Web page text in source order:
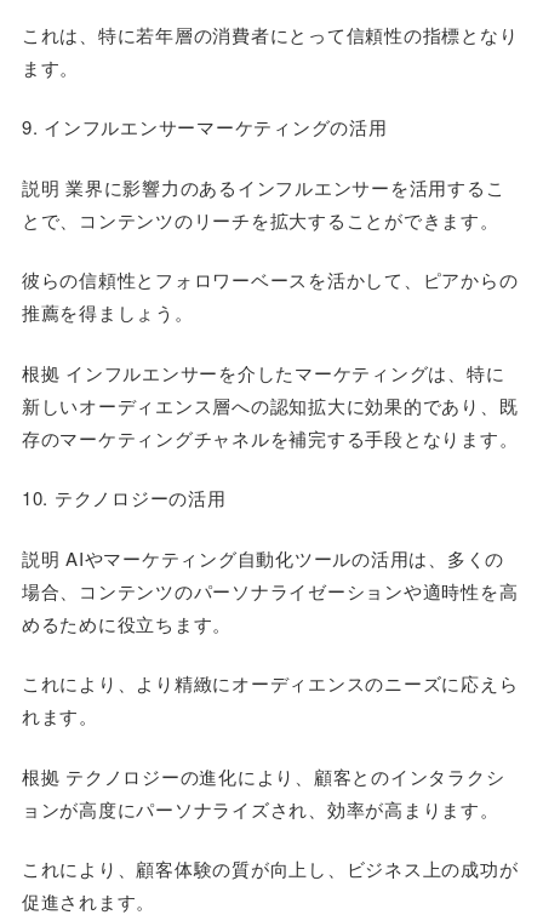
これは、特に若年層の消費者にとって信頼性の指標となり
ます。
9. インフルエンサーマーケティングの活用
説明 業界に影響力のあるインフルエンサーを活用するこ
とで、コンテンツのリーチを拡大することができます。
彼らの信頼性とフォロワーベースを活かして、ピアからの
推薦を得ましょう。
根拠 インフルエンサーを介したマーケティングは、特に
新しいオーディエンス層への認知拡大に効果的であり、既
存のマーケティングチャネルを補完する手段となります。
10. テクノロジーの活用
説明 AIやマーケティング自動化ツールの活用は、多くの
場合、コンテンツのパーソナライゼーションや適時性を高
めるために役立ちます。
これにより、より精緻にオーディエンスのニーズに応えら
れます。
根拠 テクノロジーの進化により、顧客とのインタラクシ
ョンが高度にパーソナライズされ、効率が高まります。
これにより、顧客体験の質が向上し、ビジネス上の成功が
促進されます。